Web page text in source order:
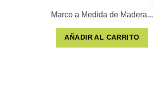
Marco a Medida de Madera...
AÑADIR AL CARRITO